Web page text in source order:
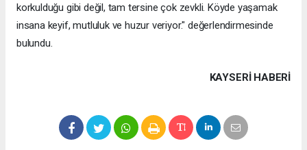
korkulduğu gibi değil, tam tersine çok zevkli. Köyde yaşamak
insana keyif, mutluluk ve huzur veriyor." değerlendirmesinde
bulundu.
KAYSERI HABERİ